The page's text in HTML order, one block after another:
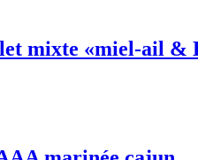
mixte «miel-ail &